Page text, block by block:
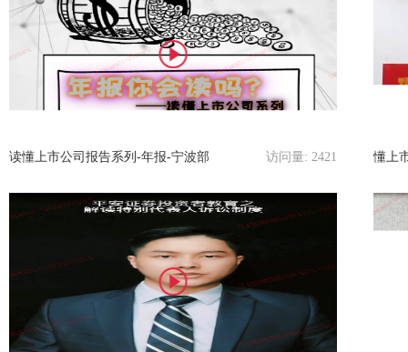
读懂上市公司报告系列-年报-宁波部 访问量: 2421 懂上